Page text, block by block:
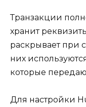
Транзакции
хранит
раскрывает при
них
которые
Для настройки